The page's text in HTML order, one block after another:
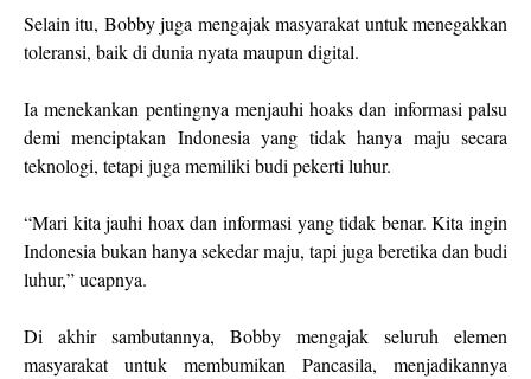
Selain itu, Bobby juga mengajak masyarakat untuk menegakkan
toleransi, baik di dunia nyata maupun digital.
Ia menekankan pentingnya menjauhi hoaks dan informasi palsu
demi menciptakan Indonesia yang tidak hanya maju secara
teknologi, tetapi juga memiliki budi pekerti luhur.
“Mari kita jauhi hoax dan informasi yang tidak benar. Kita ingin
Indonesia bukan hanya sekedar maju, tapi juga beretika dan budi
luhur,” ucapnya.
Di akhir sambutannya, Bobby mengajak seluruh elemen
masyarakat untuk membumikan Pancasila, menjadikannya